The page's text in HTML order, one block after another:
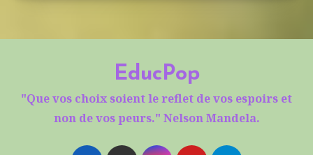
EducPop
"Que vos choix soient le reflet de vos espoirs et
non de vos peurs." Nelson Mandela.